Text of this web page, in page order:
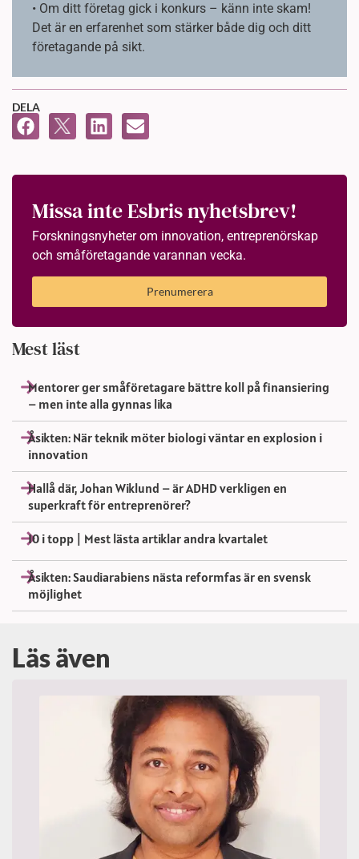
• Om ditt företag gick i konkurs – känn inte skam!
Det är en erfarenhet som stärker både dig och ditt
företagande på sikt.
DELA
Missa inte Esbris nyhetsbrev!
Forskningsnyheter om innovation, entreprenörskap
och småföretagande varannan vecka.
Prenumerera
Mest läst
Mentorer ger småföretagare bättre koll på finansiering
– men inte alla gynnas lika
Åsikten: När teknik möter biologi väntar en explosion i
innovation
Hallå där, Johan Wiklund – är ADHD verkligen en
superkraft för entreprenörer?
10 i topp | Mest lästa artiklar andra kvartalet
Åsikten: Saudiarabiens nästa reformfas är en svensk
möjlighet
Läs även